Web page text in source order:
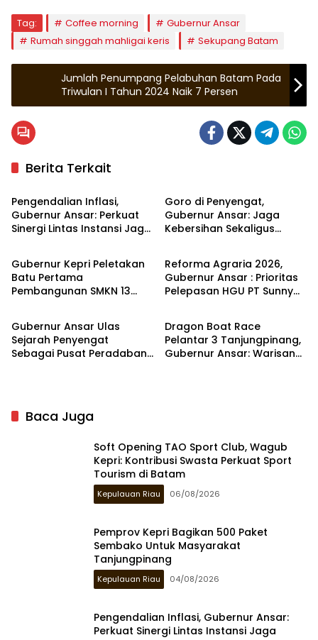
Tag: Coffee morning
Gubernur Ansar
Rumah singgah mahligai keris
Sekupang Batam
Jumlah Penumpang Pelabuhan Batam Pada
Triwulan I Tahun 2024 Naik 7 Persen
Berita Terkait
Kepulauan Riau
Pengendalian Inflasi,
Gubernur Ansar: Perkuat
Sinergi Lintas Instansi Jaga
Goro di Penyengat,
Gubernur Ansar: Jaga
Kebersihan Sekaligus
Kepulauan Riau
Gubernur Kepri Peletakan
Batu Pertama
Pembangunan SMKN 13
Kepulauan Riau
Reforma Agraria 2026,
Gubernur Ansar : Prioritas
Pelepasan HGU PT Sunny
Kepulauan Riau
Gubernur Ansar Ulas
Sejarah Penyengat
Sebagai Pusat Peradaban
Kepulauan Riau
Dragon Boat Race
Pelantar 3 Tanjungpinang,
Gubernur Ansar: Warisan
Baca Juga
Soft Opening TAO Sport Club, Wagub
Kepri: Kontribusi Swasta Perkuat Sport
Tourism di Batam
Kepulauan Riau 06/08/2026
Pemprov Kepri Bagikan 500 Paket
Sembako Untuk Masyarakat
Tanjungpinang
Kepulauan Riau 04/08/2026
Pengendalian Inflasi, Gubernur Ansar:
Perkuat Sinergi Lintas Instansi Jaga